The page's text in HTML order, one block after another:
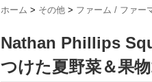
ホーム > その他 > ファーム / ファー
Nathan Phillips
つけた夏野菜＆果